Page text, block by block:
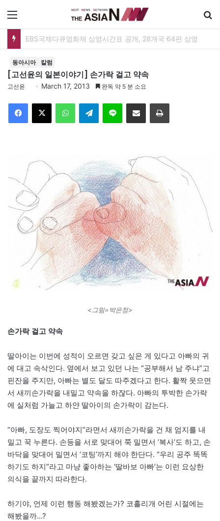
EBS국제다큐영화제 상영시간표 공개, 28개국 64편 상영
동아시아 칼럼
[고선윤의 일본이야기] 손가락 걸고 약속
고선윤 March 17, 2013 완독 약 5 분 소요
Telegram 이메일
<그림=박은정>
손가락 걸고 약속
딸아이는 이번에 성적이 오르면 갖고 싶은 게 있다고 아빠의 귀
에 대고 속삭인다. 옆에서 보고 있던 나는 “공부해서 남 주냐”고
핀잔을 주지만, 아빠는 별도 달도 따주겠다고 한다. 활짝 웃으면
서 새끼손가락을 내밀고 약속을 하잖다. 아빠의 투박한 손가락
에 실처럼 가늘고 하얀 딸아이의 손가락이 감는다.
“아빠, 도장도 찍어야지”라면서 새끼손가락을 건 채 엄지를 내
밀고 꾹 누른다. 손등을 서로 맞대어 쭉 밀면서 ‘복사’도 하고, 손
바닥을 맞대어 밀면서 ‘코팅’까지 해야 한단다. “우리 공주 똑똑
하기도 하지”라고 마냥 좋아하는 ‘딸바보 아빠’는 이런 요상한
의식을 끝까지 따라한다.
하기야, 언제 이런 행동 해봤겠는가? 코흘리개 어린 시절에는
해봤을까…?